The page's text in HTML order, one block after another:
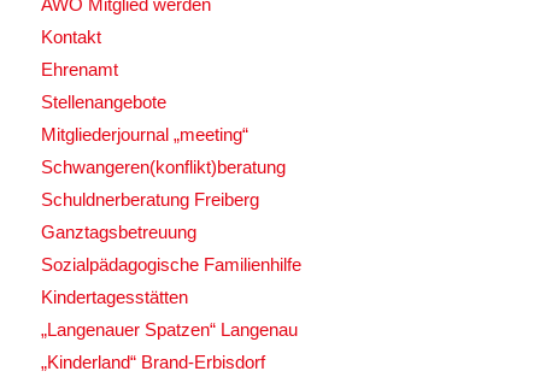
AWO Mitglied werden
Kontakt
Ehrenamt
Stellenangebote
Mitgliederjournal „meeting“
Schwangeren(konflikt)beratung
Schuldnerberatung Freiberg
Ganztagsbetreuung
Sozialpädagogische Familienhilfe
Kindertagesstätten
„Langenauer Spatzen“ Langenau
„Kinderland“ Brand-Erbisdorf